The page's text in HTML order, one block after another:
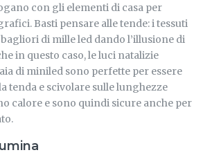
con gli elementi di casa per
Basti pensare alle tende: i tessuti
di mille led dando l’illusione di
in questo caso, le luci natalizie
di miniled sono perfette per essere
tenda e scivolare sulle lunghezze
calore e sono quindi sicure anche per